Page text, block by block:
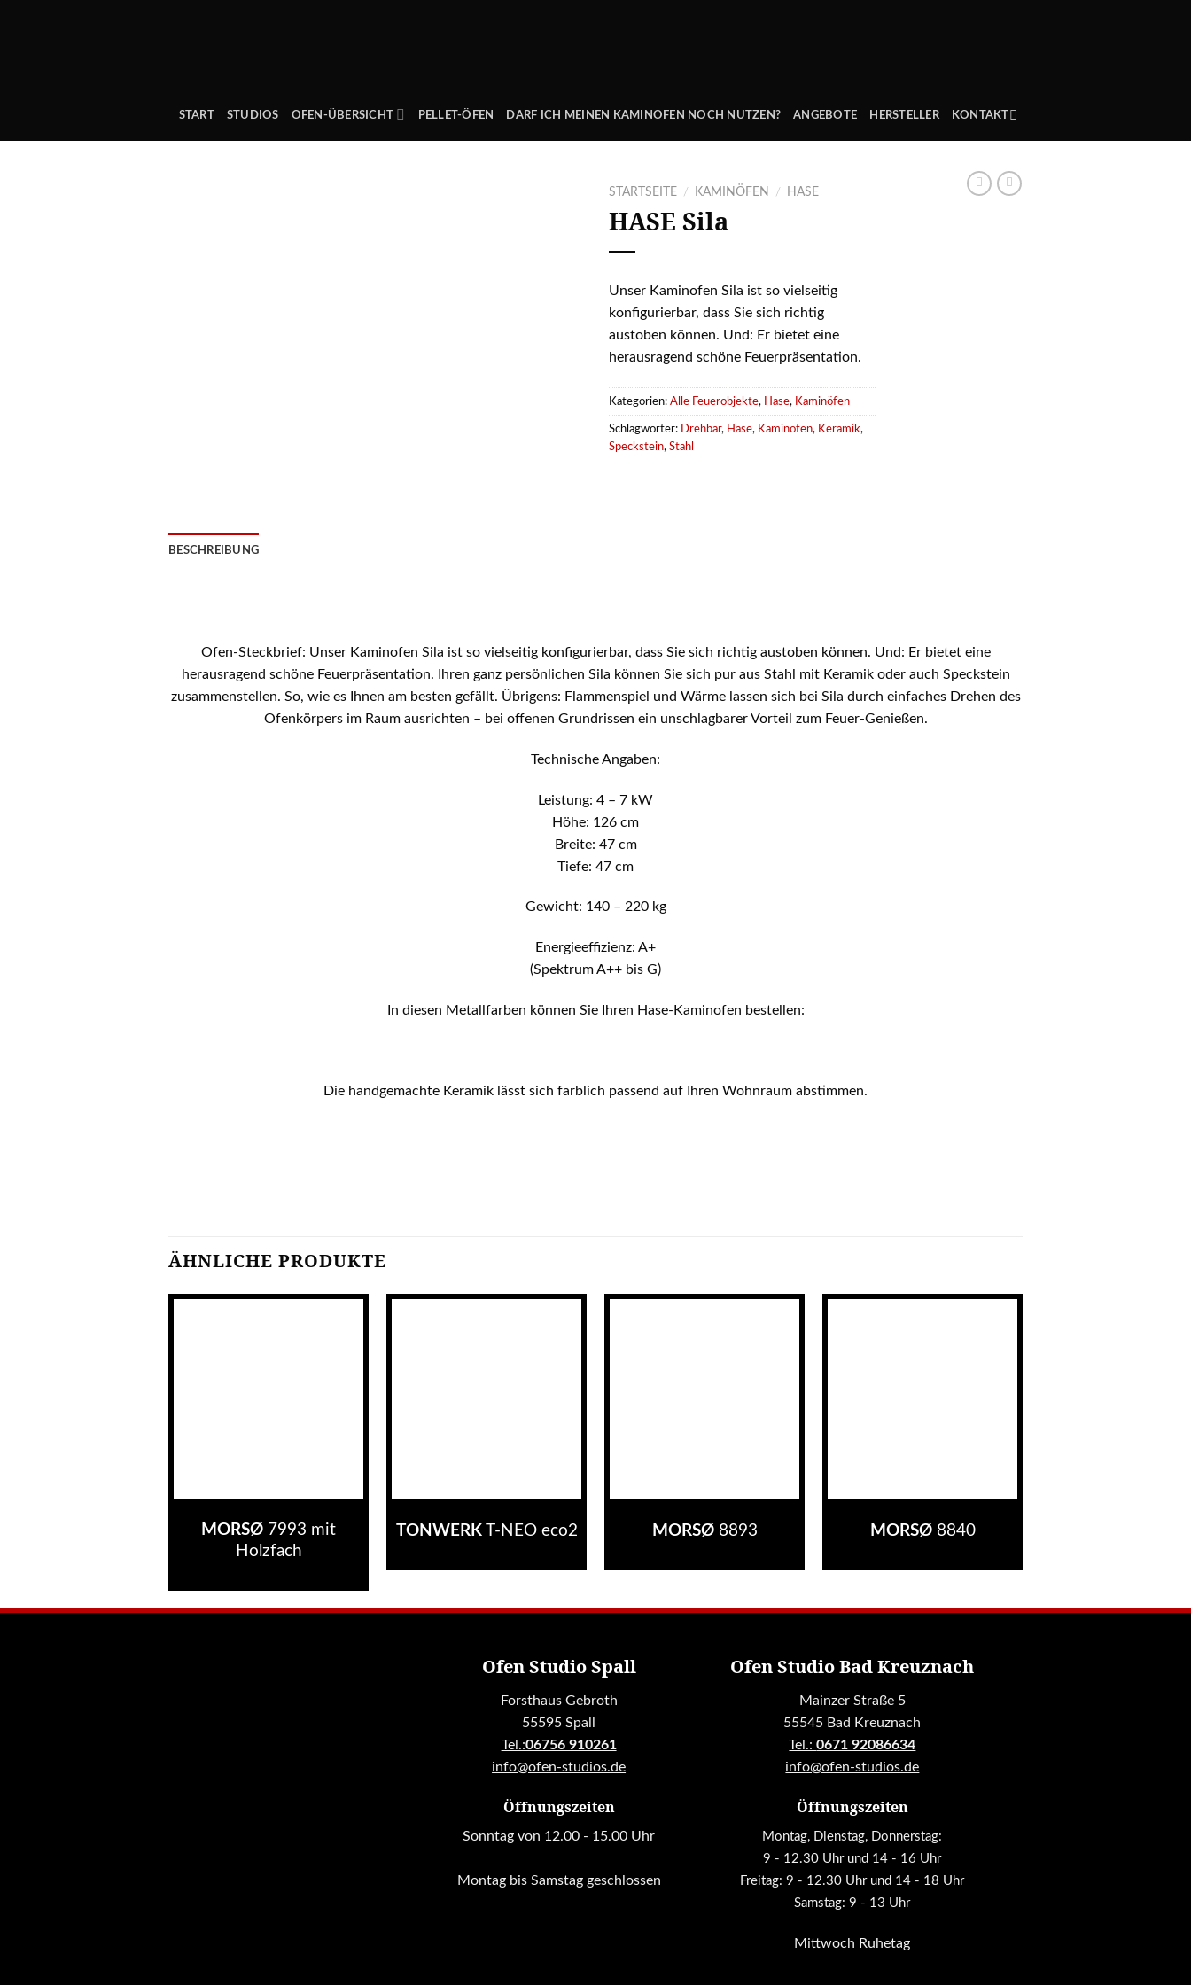
START STUDIOS OFEN-ÜBERSICHT PELLET-ÖFEN DARF ICH MEINEN KAMINOFEN NOCH NUTZEN? ANGEBOTE HERSTELLER KONTAKT
STARTSEITE / KAMINÖFEN / HASE
HASE Sila
Unser Kaminofen Sila ist so vielseitig
konfigurierbar, dass Sie sich richtig
austoben können. Und: Er bietet eine
herausragend schöne Feuerpräsentation.
Kategorien: Alle Feuerobjekte, Hase, Kaminöfen
Schlagwörter: Drehbar, Hase, Kaminofen, Keramik,
Speckstein, Stahl
BESCHREIBUNG
Ofen-Steckbrief: Unser Kaminofen Sila ist so vielseitig konfigurierbar, dass Sie sich richtig austoben können. Und: Er bietet eine
herausragend schöne Feuerpräsentation. Ihren ganz persönlichen Sila können Sie sich pur aus Stahl mit Keramik oder auch Speckstein
zusammenstellen. So, wie es Ihnen am besten gefällt. Übrigens: Flammenspiel und Wärme lassen sich bei Sila durch einfaches Drehen des
Ofenkörpers im Raum ausrichten – bei offenen Grundrissen ein unschlagbarer Vorteil zum Feuer-Genießen.
Technische Angaben:
Leistung: 4 – 7 kW
Höhe: 126 cm
Breite: 47 cm
Tiefe: 47 cm
Gewicht: 140 – 220 kg
Energieeffizienz: A+
(Spektrum A++ bis G)
In diesen Metallfarben können Sie Ihren Hase-Kaminofen bestellen:
Die handgemachte Keramik lässt sich farblich passend auf Ihren Wohnraum abstimmen.
ÄHNLICHE PRODUKTE
MORSØ 7993 mit
Holzfach
TONWERKT-NEO eco2 MORSØ8893 MORSØ8840
Ofen Studio Spall
Forsthaus Gebroth
55595 Spall
Tel.:06756 910261
info@ofen-studios.de
Öffnungszeiten
Sonntag von 12.00 - 15.00 Uhr
Montag bis Samstag geschlossen
Ofen Studio Bad Kreuznach
Mainzer Straße 5
55545 Bad Kreuznach
Tel.:0671 92086634
info@ofen-studios.de
Öffnungszeiten
Montag, Dienstag, Donnerstag:
9 - 12.30 Uhr und 14 - 16 Uhr
Freitag: 9 - 12.30 Uhr und 14 - 18 Uhr
Samstag: 9 - 13 Uhr
Mittwoch Ruhetag